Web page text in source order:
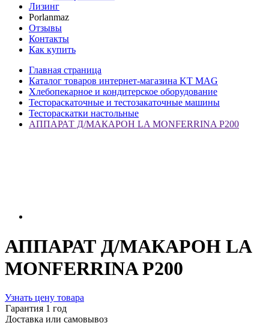
Лизинг
Porlanmaz
Отзывы
Контакты
Как купить
Главная страница
Каталог товаров интернет-магазина KT MAG
Хлебопекарное и кондитерское оборудование
Тестораскаточные и тестозакаточные машины
Тестораскатки настольные
АППАРАТ Д/МАКАРОН LA MONFERRINA P200
АППАРАТ Д/МАКАРОН LA
MONFERRINA P200
Узнать цену товара
Гарантия 1 год
Доставка или самовывоз